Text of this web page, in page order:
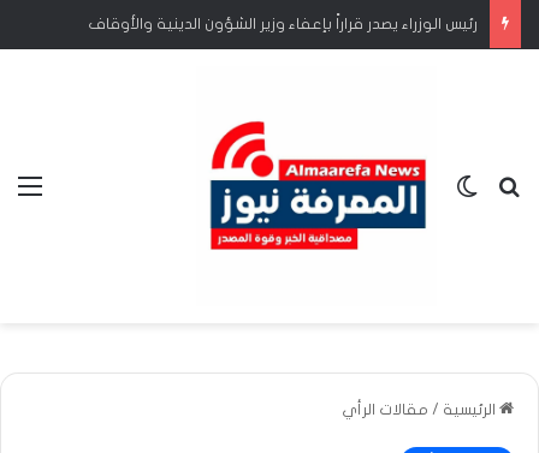
رئيس الوزراء يصدر قراراً بإعفاء وزير الشؤون الدينية والأوقاف
بحث عنالوضع المظلم
الرئيسية / مقالات الرأي